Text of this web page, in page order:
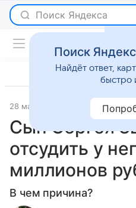
Поиск Яндекса
28 марта 2025 Светская жизнь
Сын Сергея
отсудить у
миллионов
В чем причина?
Поиск
Найдёт ответ,
быстро